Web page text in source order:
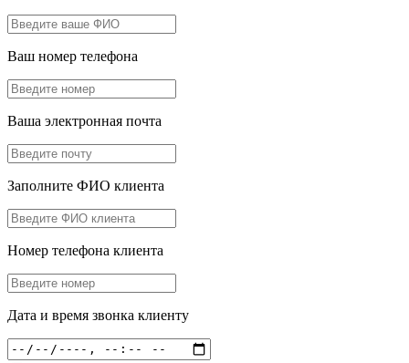
Ваш номер телефона
Ваша электронная почта
Заполните ФИО клиента
Номер телефона клиента
Дата и время звонка клиенту